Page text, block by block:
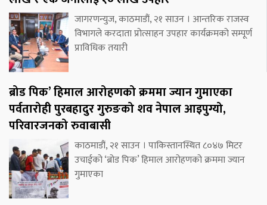
जागरणन्युज, काठमाडौं, २१ साउन । आन्तरिक राजस्व
विभागले करदाता प्रोत्साहन उपहार कार्यक्रमको सम्पूर्ण
प्राविधिक तयारी
ब्रोड पिक’ हिमाल आरोहणको क्रममा ज्यान गुमाएका
पर्वतारोही पुरबहादुर गुरुङको शव नेपाल आइपुग्यो,
परिवारजनको रुवाबासी
काठमाडौं, २१ साउन । पाकिस्तानस्थित ८०४७ मिटर
उचाईको ‘ब्रोड पिक’ हिमाल आरोहणको क्रममा ज्यान
गुमाएका